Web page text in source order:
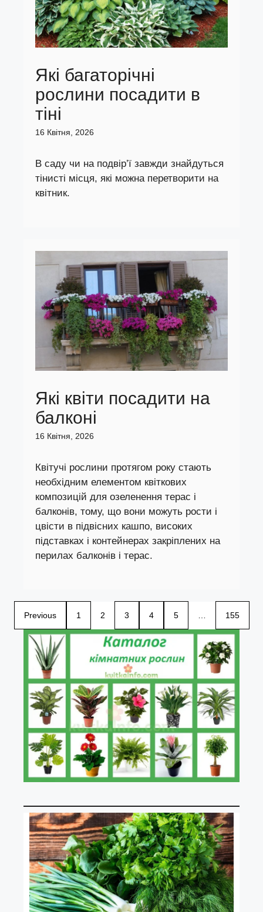
Які багаторічні
рослини посадити в
тіні
16 Квітня, 2026
В саду чи на подвір’ї завжди знайдуться
тінисті місця, які можна перетворити на
квітник.
Які квіти посадити на
балконі
16 Квітня, 2026
Квітучі рослини протягом року стають
необхідним елементом квіткових
композицій для озеленення терас і
балконів, тому, що вони можуть рости і
цвісти в підвісних кашпо, високих
підставках і контейнерах закріплених на
перилах балконів і терас.
Previous 1 2 3 4 5 155